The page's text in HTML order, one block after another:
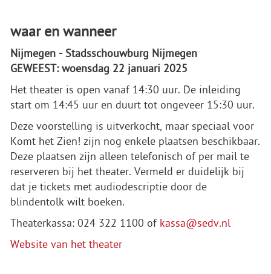
waar en wanneer
Nijmegen - Stadsschouwburg Nijmegen
GEWEEST: woensdag 22 januari 2025
Het theater is open vanaf 14:30 uur. De inleiding
start om 14:45 uur en duurt tot ongeveer 15:30 uur.
Deze voorstelling is uitverkocht, maar speciaal voor
Komt het Zien! zijn nog enkele plaatsen beschikbaar.
Deze plaatsen zijn alleen telefonisch of per mail te
reserveren bij het theater. Vermeld er duidelijk bij
dat je tickets met audiodescriptie door de
blindentolk wilt boeken.
Theaterkassa: 024 322 1100 of kassa@sedv.nl
Website van het theater